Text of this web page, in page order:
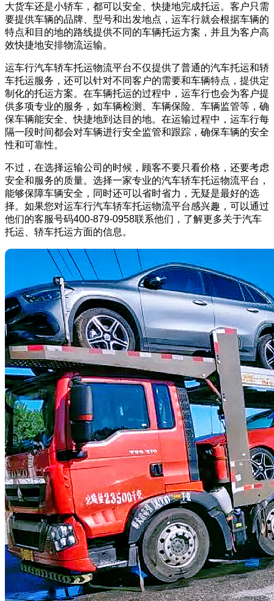
大货车还是小轿车，都可以安全、快捷地完成托运。客户只需
要提供车辆的品牌、型号和出发地点，运车行就会根据车辆的
特点和目的地的路线提供不同的车辆托运方案，并且为客户高
效快捷地安排物流运输。
运车行汽车轿车托运物流平台不仅提供了普通的汽车托运和轿
车托运服务，还可以针对不同客户的需要和车辆特点，提供定
制化的托运方案。在车辆托运的过程中，运车行也会为客户提
供多项专业的服务，如车辆检测、车辆保险、车辆监管等，确
保车辆能安全、快捷地到达目的地。在运输过程中，运车行每
隔一段时间都会对车辆进行安全监管和跟踪，确保车辆的安全
性和可靠性。
不过，在选择运输公司的时候，顾客不要只看价格，还要考虑
安全和服务的质量。选择一家专业的汽车轿车托运物流平台，
能够保障车辆安全，同时还可以省时省力，无疑是最好的选
择。如果您对运车行汽车轿车托运物流平台感兴趣，可以通过
他们的客服号码400-879-0958联系他们，了解更多关于汽车
托运、轿车托运方面的信息。